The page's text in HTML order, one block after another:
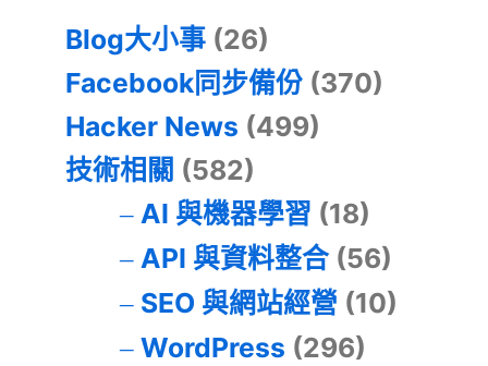
Blog大小事 (26)
Facebook同步備份 (370)
Hacker News (499)
技術相關 (582)
AI 與機器學習 (18)
API 與資料整合(56)
SEO 與網站經營 (10)
WordPress (296)